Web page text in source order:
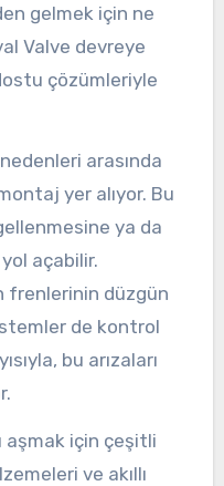
gelmek için ne
Valve devreye
çözümleriyle
nedenleri arasında
yer alıyor. Bu
ya da
açabilir.
frenlerinin düzgün
de kontrol
bu arızaları
aşmak için çeşitli
ve akıllı